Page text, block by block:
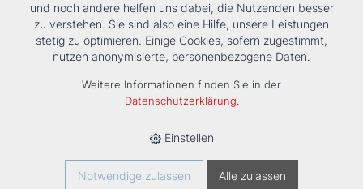
Tools Unternehmen Karriere KontaktSuche
HOME › PRODUKTE › HEIZUNG › LUFTHEIZER › LH ›
LUFTHEIZER LH 63 TYP 3 - 400V
und noch andere helfen uns dabei, die Nutzenden besser
zu verstehen. Sie sind also eine Hilfe, unsere Leistungen
stetig zu optimieren. Einige Cookies, sofern zugestimmt,
nutzen anonymisierte, personenbezogene Daten.
Weitere Informationen finden Sie in der
Datenschutzerklärung.
Einstellen
Notwendige zulassen Alle zulassen